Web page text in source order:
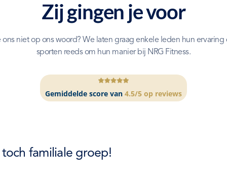
Zij gingen je voor
ons niet op ons woord? We laten graag enkele leden hun ervaring
sporten reeds om hun manier bij NRG Fitness.
Gemiddelde score van 4.5/5 op reviews
familiale groep!